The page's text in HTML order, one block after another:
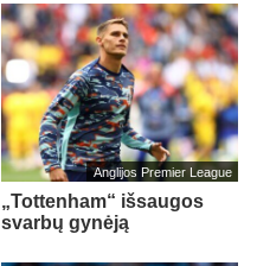
Anglijos Premier League
„Tottenham“ išsaugos
svarbų gynėją